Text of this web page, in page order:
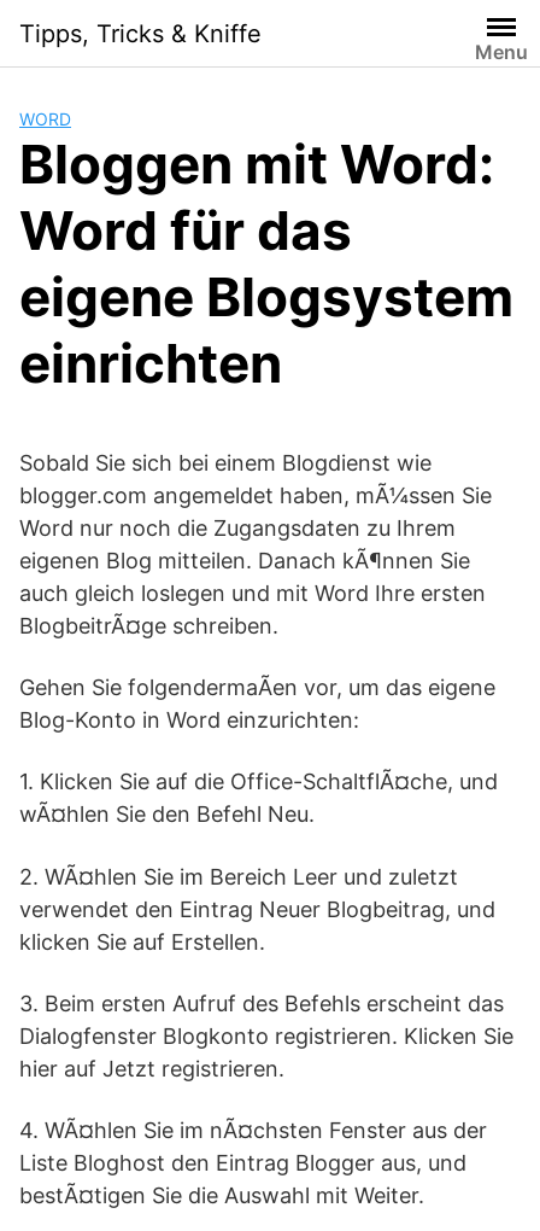
content
Tipps, Tricks & Kniffe
Menu
WORD
Bloggen mit Word:
Word für das
eigene Blogsystem
einrichten
Sobald Sie sich bei einem Blogdienst wie
blogger.com angemeldet haben, mÃ¼ssen Sie
Word nur noch die Zugangsdaten zu Ihrem
eigenen Blog mitteilen. Danach kÃ¶nnen Sie
auch gleich loslegen und mit Word Ihre ersten
BlogbeitrÃ¤ge schreiben.
Gehen Sie folgendermaÃen vor, um das eigene
Blog-Konto in Word einzurichten:
1. Klicken Sie auf die Office-SchaltflÃ¤che, und
wÃ¤hlen Sie den Befehl Neu.
2. WÃ¤hlen Sie im Bereich Leer und zuletzt
verwendet den Eintrag Neuer Blogbeitrag, und
klicken Sie auf Erstellen.
3. Beim ersten Aufruf des Befehls erscheint das
Dialogfenster Blogkonto registrieren. Klicken Sie
hier auf Jetzt registrieren.
4. WÃ¤hlen Sie im nÃ¤chsten Fenster aus der
Liste Bloghost den Eintrag Blogger aus, und
bestÃ¤tigen Sie die Auswahl mit Weiter.